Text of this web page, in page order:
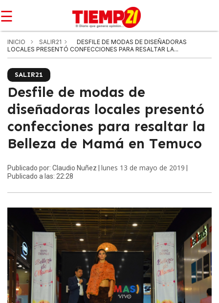
☰
INICIO SALIR21
DESFILE DE MODAS DE DISEÑADORAS
LOCALES PRESENTÓ CONFECCIONES PARA RESALTAR LA...
SALIR21
Desfile de modas de
diseñadoras locales presentó
confecciones para resaltar la
Belleza de Mamá en Temuco
Publicado por: Claudio Nuñez | lunes 13 de mayo de 2019
Publicado a las: 22:28